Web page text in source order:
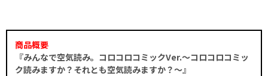
商品概要
『みんなで空気読み。コロコロコミックVer.～コロコロコミッ
ク読みますか？それとも空気読みますか？～』